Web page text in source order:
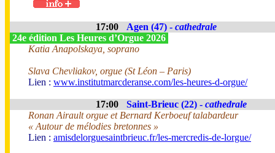
17:00 Agen (47) - cathedrale
24e édition Les Heures d’Orgue 2026
Katia Anapolskaya, soprano
Slava Chevliakov, orgue (St Léon – Paris)
Lien : www.institutmarcderanse.com/les-heures-d-orgue/
17:00 Saint-Brieuc (22) - cathedrale
Ronan Airault orgue et Bernard Kerboeuf talabardeur
« Autour de mélodies bretonnes »
Lien : amisdelorguesaintbrieuc.fr/les-mercredis-de-lorgue/